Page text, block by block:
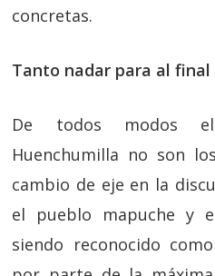
concretas.
Tanto nadar para al final
De todos modos
Huenchumilla no son
cambio de eje en la
el pueblo mapuche y
siendo reconocido